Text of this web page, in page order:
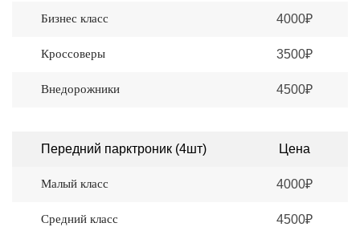
Бизнес класс 4000₽
Кроссоверы 3500₽
Внедорожники 4500₽
Передний парктроник (4шт) Цена
Малый класс 4000₽
Средний класс 4500₽